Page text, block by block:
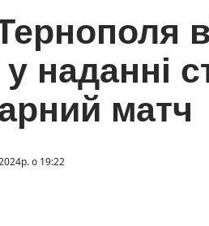
наданні
матч
о 19:22